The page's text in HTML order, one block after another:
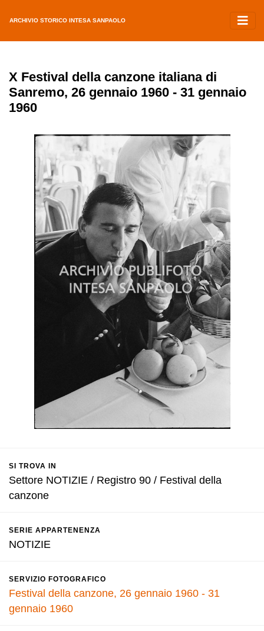
ARCHIVIO STORICO INTESA SANPAOLO
X Festival della canzone italiana di
Sanremo, 26 gennaio 1960 - 31 gennaio
1960
SI TROVA IN
Settore NOTIZIE / Registro 90 / Festival della
canzone
SERIE APPARTENENZA
NOTIZIE
SERVIZIO FOTOGRAFICO
Festival della canzone, 26 gennaio 1960 - 31
gennaio 1960